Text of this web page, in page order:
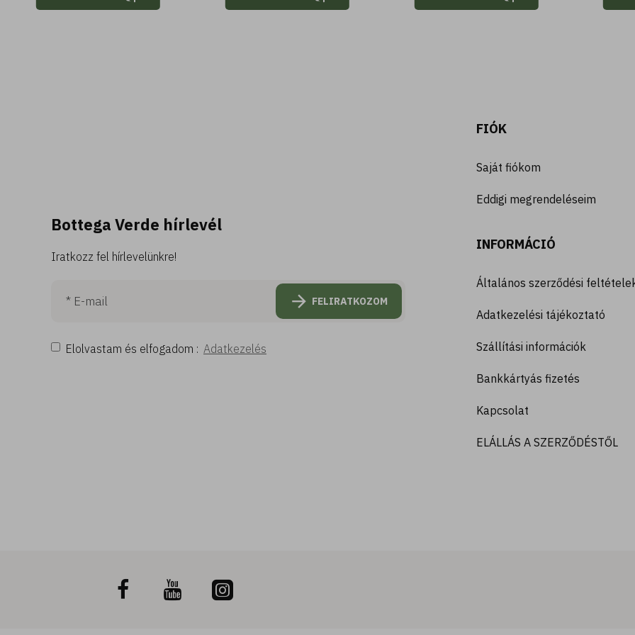
Bottega Verde hírlevél
Iratkozz fel hírlevelünkre!
FELIRATKOZOM
Elolvastam és elfogadom : Adatkezelés
FIÓK
Saját fiókom
Eddigi megrendeléseim
INFORMÁCIÓ
Általános szerződési
Adatkezelési tájékoztató
Szállítási információk
Bankkártyás fizetés
Kapcsolat
ELÁLLÁS A SZERZŐDÉSTŐL